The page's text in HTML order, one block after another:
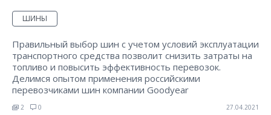
ШИНЫ
Правильный выбор шин с учетом условий эксплуатации
транспортного средства позволит снизить затраты на
топливо и повысить эффективность перевозок.
Делимся опытом применения российскими
перевозчиками шин компании Goodyear
2 0 27.04.2021